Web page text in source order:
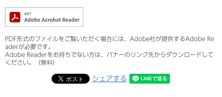
PDF形式のファイルをご覧いただく場合には、Adobe社が提供するAdobe Re
aderが必要です。
Adobe Readerをお持ちでない方は、バナーのリンク先からダウンロードして
ください。（無料）
シェアする